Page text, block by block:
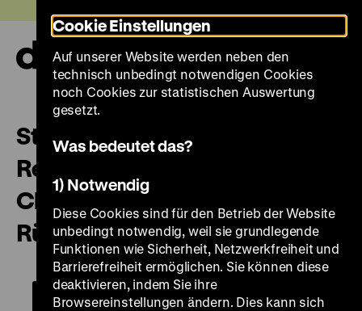
zum
Seiteninhalt
springen
Staatsangehörigkeit vs.
Religionszugehörigkeit: mit
Christian Joppke und Miriam
Rürup
Cookie Einstellungen
Auf unserer Website werden neben den
technisch unbedingt notwendigen Cookies
noch Cookies zur statistischen Auswertung
gesetzt.
Was bedeutet das?
1) Notwendig
Diese Cookies sind für den Betrieb der Website
unbedingt notwendig, weil sie grundlegende
Funktionen wie Sicherheit, Netzwerkfreiheit und
Barrierefreiheit ermöglichen. Sie können diese
deaktivieren, indem Sie ihre
Browsereinstellungen ändern. Dies kann sich